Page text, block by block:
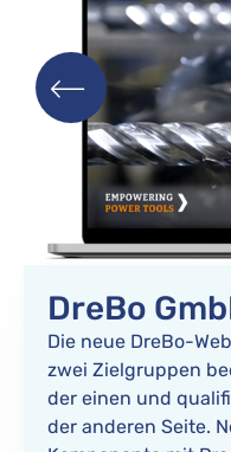
DreBo
Die neue DreBo-
zwei Zielgruppen
der einen und
der anderen Seite.
bodo
Eine
Website, bei der die
reibungslos
sich leicht
Previous